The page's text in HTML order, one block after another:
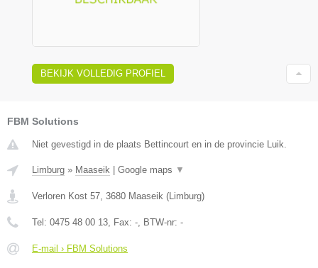
BEKIJK VOLLEDIG PROFIEL
FBM Solutions
Niet gevestigd in de plaats Bettincourt en in de provincie Luik.
Limburg » Maaseik | Google maps ▼
Verloren Kost 57 3680 Maaseik (Limburg)
Tel: 0475 48 00 13 , Fax: - , BTW-nr: -
E-mail › FBM Solutions